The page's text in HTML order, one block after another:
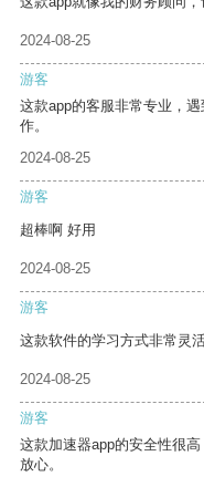
2024-08-25
游客
这款app的客服非常专业，
作。
2024-08-25
游客
超棒啊 好用
2024-08-25
游客
这款软件的学习方式非常灵
2024-08-25
游客
这款加速器app的安全性很
放心。